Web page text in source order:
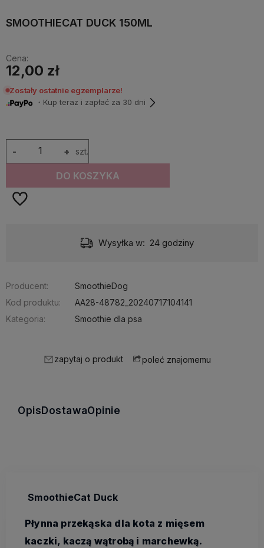
SMOOTHIECAT DUCK 150ML
Cena:
12,00 zł
Zostały ostatnie egzemplarze!
・Kup teraz i zapłać za 30 dni
+
- szt.
DO KOSZYKA
Wysyłka w: 24 godziny
Producent:
SmoothieDog
Kod produktu:
AA28-48782_20240717104141
Kategoria:
Smoothie dla psa
zapytaj o produkt poleć znajomemu
Opis DostawaOpinie
SmoothieCat Duck
Płynna przekąska dla kota z mięsem
kaczki, kaczą wątrobą i marchewką.